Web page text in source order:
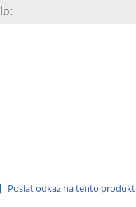
Poslat odkaz na tento produkt